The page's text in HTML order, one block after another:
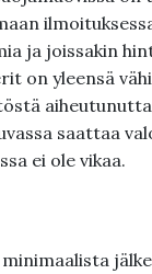
ja joissakin
on yleensä
saattaa
ei ole vikaa.
minimaalista